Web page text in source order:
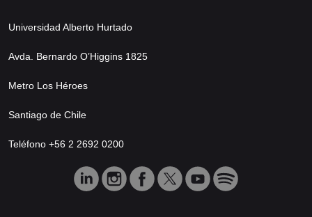
Universidad Alberto Hurtado
Avda. Bernardo O’Higgins 1825
Metro Los Héroes
Santiago de Chile
Teléfono +56 2 2692 0200